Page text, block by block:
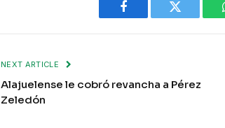
Facebook Twitter
NEXT ARTICLE
Alajuelense le cobró revancha a Pérez
Zeledón